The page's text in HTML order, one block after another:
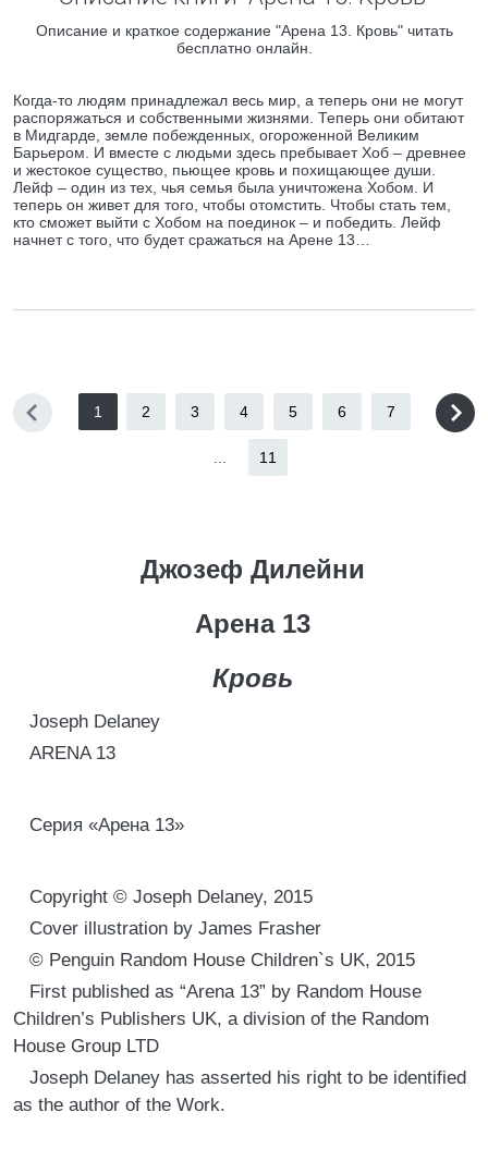
Описание и краткое содержание "Арена 13. Кровь" читать
бесплатно онлайн.
Когда-то людям принадлежал весь мир, а теперь они не могут
распоряжаться и собственными жизнями. Теперь они обитают
в Мидгарде, земле побежденных, огороженной Великим
Барьером. И вместе с людьми здесь пребывает Хоб – древнее
и жестокое существо, пьющее кровь и похищающее души.
Лейф – один из тех, чья семья была уничтожена Хобом. И
теперь он живет для того, чтобы отомстить. Чтобы стать тем,
кто сможет выйти с Хобом на поединок – и победить. Лейф
начнет с того, что будет сражаться на Арене 13…
1 2 3 4 5 6 7
11
Джозеф Дилейни
Арена 13
Кровь
Joseph Delaney
ARENA 13
Серия «Арена 13»
Copyright © Joseph Delaney, 2015
Cover illustration by James Frasher
© Penguin Random House Children`s UK, 2015
First published as “Arena 13” by Random House
Children’s Publishers UK, a division of the Random
House Group LTD
Joseph Delaney has asserted his right to be identified
as the author of the Work.